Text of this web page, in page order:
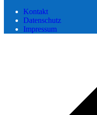
Kontakt
Datenschutz
Impressum